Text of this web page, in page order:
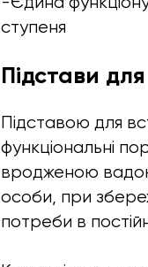
ступеня
Підстави
Підставою для
функціональні
вродженою
особи, при
потреби в